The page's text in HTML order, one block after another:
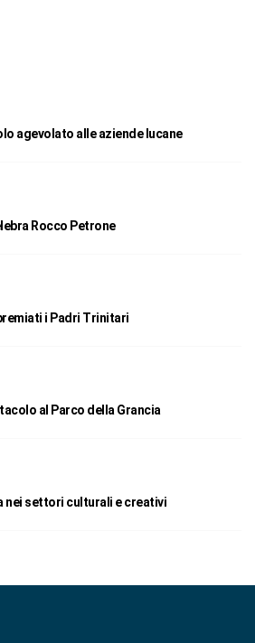
agevolato alle aziende lucane
Rocco Petrone
i Padri Trinitari
al Parco della Grancia
nei settori culturali e creativi